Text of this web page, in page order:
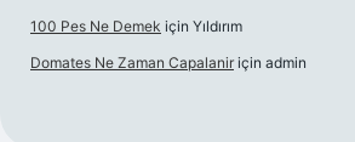
100 Pes Ne Demek için Yıldırım
Domates Ne Zaman Capalanir için admin